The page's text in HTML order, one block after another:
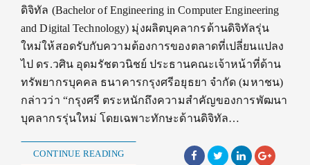
ดิจิทัล (Bachelor of Engineering in Computer Engineering
and Digital Technology) มุ่งผลิตบุคลากรด้านดิจิทัลรุ่น
ใหม่ให้สอดรับกับความต้องการของตลาดที่เปลี่ยนแปลง
ไป ดร.วศิน อุดมรัชตวนิชย์ ประธานคณะเจ้าหน้าที่ด้าน
ทรัพยากรบุคคล ธนาคารกรุงศรีอยุธยา จำกัด (มหาชน)
กล่าวว่า “กรุงศรี ตระหนักถึงความสำคัญของการพัฒนา
บุคลากรรุ่นใหม่ โดยเฉพาะทักษะด้านดิจิทัล…
CONTINUE READING